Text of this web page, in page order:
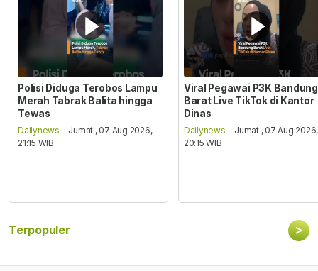
Polisi Diduga Terobos Lampu
Merah Tabrak Balita hingga
Tewas
Dailynews - Jumat , 07 Aug 2026,
21:15 WIB
Viral Pegawai P3K Bandung
Barat Live TikTok di Kantor
Dinas
Dailynews - Jumat , 07 Aug 2026,
20:15 WIB
Terpopuler >